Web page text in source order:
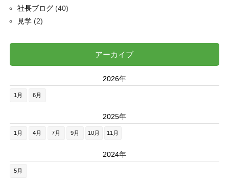
社長ブログ(40)
見学(2)
アーカイブ
2026年
1月 6月
2025年
1月 4月 7月 9月 10月 11月
2024年
5月